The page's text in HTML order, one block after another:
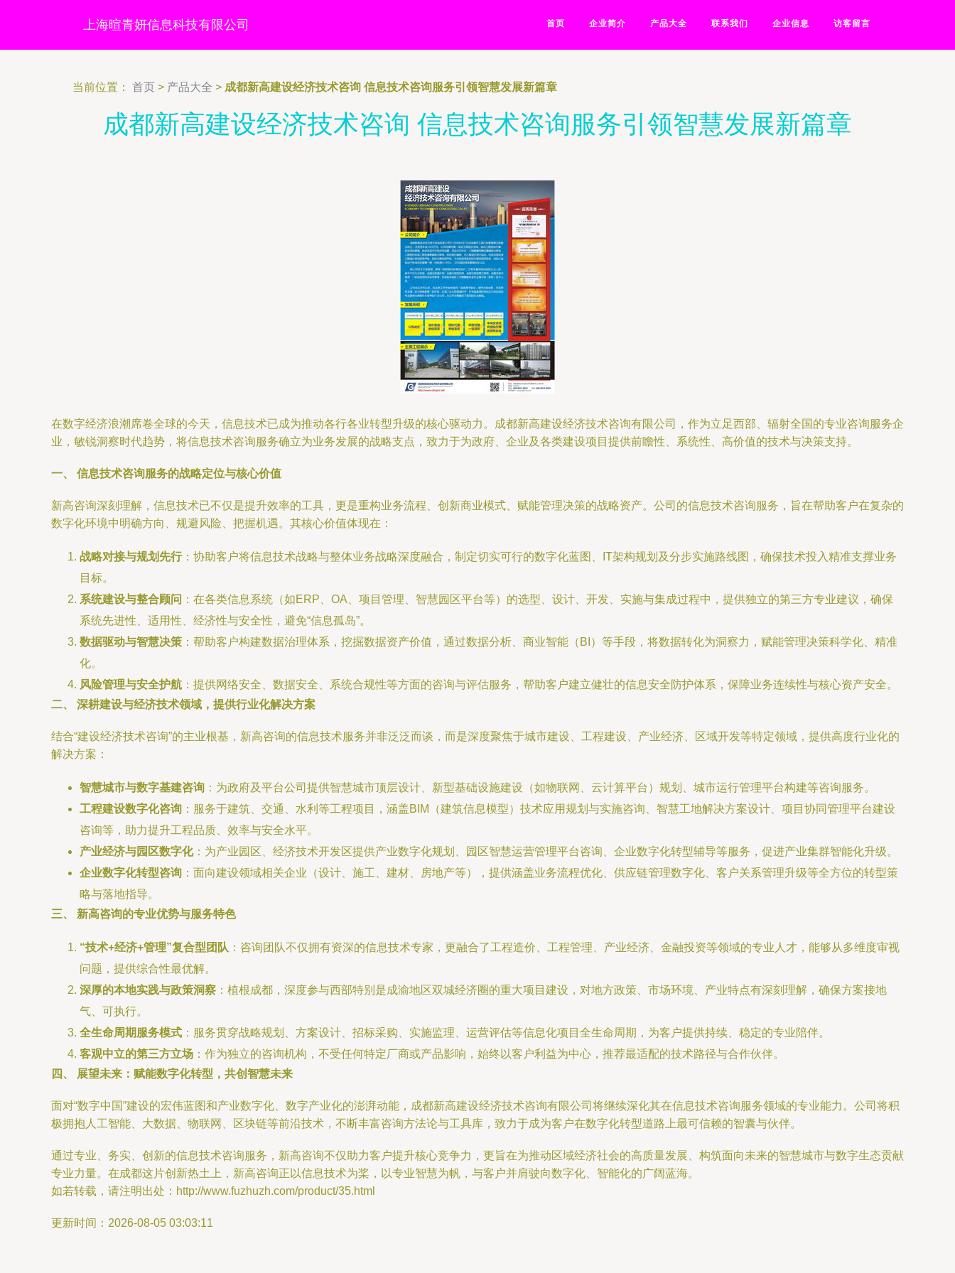
上海暄青妍信息科技有限公司 首页 企业简介 产品大全 联系我们 企业信息 访客留言
当前位置： 首页 > 产品大全 > 成都新高建设经济技术咨询 信息技术咨询服务引领智慧发展新篇章
成都新高建设经济技术咨询 信息技术咨询服务引领智慧发展新篇章
在数字经济浪潮席卷全球的今天，信息技术已成为推动各行各业转型升级的核心驱动力。成都新高建设经济技术咨询有限公司，作为立足西部、辐射全国的专业咨询服务企
业，敏锐洞察时代趋势，将信息技术咨询服务确立为业务发展的战略支点，致力于为政府、企业及各类建设项目提供前瞻性、系统性、高价值的技术与决策支持。
一、 信息技术咨询服务的战略定位与核心价值
新高咨询深刻理解，信息技术已不仅是提升效率的工具，更是重构业务流程、创新商业模式、赋能管理决策的战略资产。公司的信息技术咨询服务，旨在帮助客户在复杂的
数字化环境中明确方向、规避风险、把握机遇。其核心价值体现在：
战略对接与规划先行：协助客户将信息技术战略与整体业务战略深度融合，制定切实可行的数字化蓝图、IT架构规划及分步实施路线图，确保技术投入精准支撑业务
目标。
系统建设与整合顾问 ：在各类信息系统（如ERP、OA、项目管理、智慧园区平台等）的选型、设计、开发、实施与集成过程中，提供独立的第三方专业建议，确保
系统先进性、适用性、经济性与安全性，避免“信息孤岛”。
数据驱动与智慧决策 ：帮助客户构建数据治理体系，挖掘数据资产价值，通过数据分析、商业智能（BI）等手段，将数据转化为洞察力，赋能管理决策科学化、精准
化。
风险管理与安全护航 ：提供网络安全、数据安全、系统合规性等方面的咨询与评估服务，帮助客户建立健壮的信息安全防护体系，保障业务连续性与核心资产安全。
二、 深耕建设与经济技术领域，提供行业化解决方案
结合“建设经济技术咨询”的主业根基，新高咨询的信息技术服务并非泛泛而谈，而是深度聚焦于城市建设、工程建设、产业经济、区域开发等特定领域，提供高度行业化的
解决方案：
智慧城市与数字基建咨询 ：为政府及平台公司提供智慧城市顶层设计、新型基础设施建设（如物联网、云计算平台）规划、城市运行管理平台构建等咨询服务。
工程建设数字化咨询 ：服务于建筑、交通、水利等工程项目，涵盖BIM（建筑信息模型）技术应用规划与实施咨询、智慧工地解决方案设计、项目协同管理平台建设
咨询等，助力提升工程品质、效率与安全水平。
产业经济与园区数字化：为产业园区、经济技术开发区提供产业数字化规划、园区智慧运营管理平台咨询、企业数字化转型辅导等服务，促进产业集群智能化升级。
企业数字化转型咨询 ：面向建设领域相关企业（设计、施工、建材、房地产等），提供涵盖业务流程优化、供应链管理数字化、客户关系管理升级等全方位的转型策
略与落地指导。
三、 新高咨询的专业优势与服务特色
“技术+经济+管理”复合型团队 ：咨询团队不仅拥有资深的信息技术专家，更融合了工程造价、工程管理、产业经济、金融投资等领域的专业人才，能够从多维度审视
问题，提供综合性最优解。
深厚的本地实践与政策洞察 ：植根成都，深度参与西部特别是成渝地区双城经济圈的重大项目建设，对地方政策、市场环境、产业特点有深刻理解，确保方案接地
气、可执行。
全生命周期服务模式 ：服务贯穿战略规划、方案设计、招标采购、实施监理、运营评估等信息化项目全生命周期，为客户提供持续、稳定的专业陪伴。
客观中立的第三方立场 ：作为独立的咨询机构，不受任何特定厂商或产品影响，始终以客户利益为中心，推荐最适配的技术路径与合作伙伴。
四、 展望未来：赋能数字化转型，共创智慧未来
面对“数字中国”建设的宏伟蓝图和产业数字化、数字产业化的澎湃动能，成都新高建设经济技术咨询有限公司将继续深化其在信息技术咨询服务领域的专业能力。公司将积
极拥抱人工智能、大数据、物联网、区块链等前沿技术，不断丰富咨询方法论与工具库，致力于成为客户在数字化转型道路上最可信赖的智囊与伙伴。
通过专业、务实、创新的信息技术咨询服务，新高咨询不仅助力客户提升核心竞争力，更旨在为推动区域经济社会的高质量发展、构筑面向未来的智慧城市与数字生态贡献
专业力量。在成都这片创新热土上，新高咨询正以信息技术为桨，以专业智慧为帆，与客户并肩驶向数字化、智能化的广阔蓝海。
如若转载，请注明出处：http://www.fuzhuzh.com/product/35.html
更新时间：2026-08-05 03:03:11